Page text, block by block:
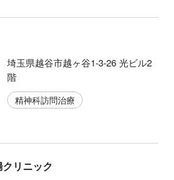
埼玉県越谷市越ヶ谷1-3-26 光ビル2
階
精神科訪問治療
リニック